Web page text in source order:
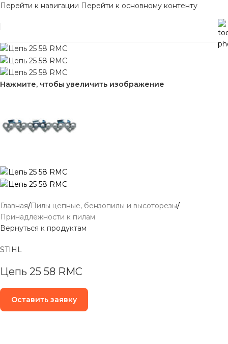
Перейти к навигации Перейти к основному контенту
Нажмите, чтобы увеличить изображение
Главная/Пилы цепные, бензопилы и высоторезы/
Принадлежности к пилам
Вернуться к продуктам
STIHL
Цепь 25 58 RMC
Оставить заявку